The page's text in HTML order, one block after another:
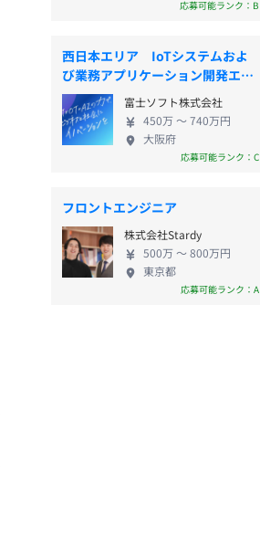
応募可能ランク：B
西日本エリア IoTシステムおよ
び業務アプリケーション開発エン
ジニア
富士ソフト株式会社
450万 〜 740万円
大阪府
応募可能ランク：C
フロントエンジニア
株式会社Stardy
500万 〜 800万円
東京都
応募可能ランク：A